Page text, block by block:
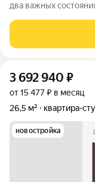
два важных
удобная городская
инфраструктуры,
3 692 940 ₽
от 15 477 ₽ в месяц
26,5 м²
квартира-
новостройка